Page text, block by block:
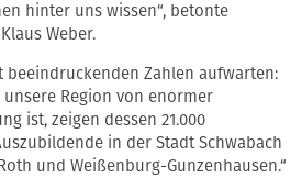
hinter uns wissen“, betonte
Weber.
beeindruckenden Zahlen aufwarten:
unsere Region von enormer
ist, zeigen dessen 21.000
in der Stadt Schwabach
und Weißenburg-Gunzenhausen.“